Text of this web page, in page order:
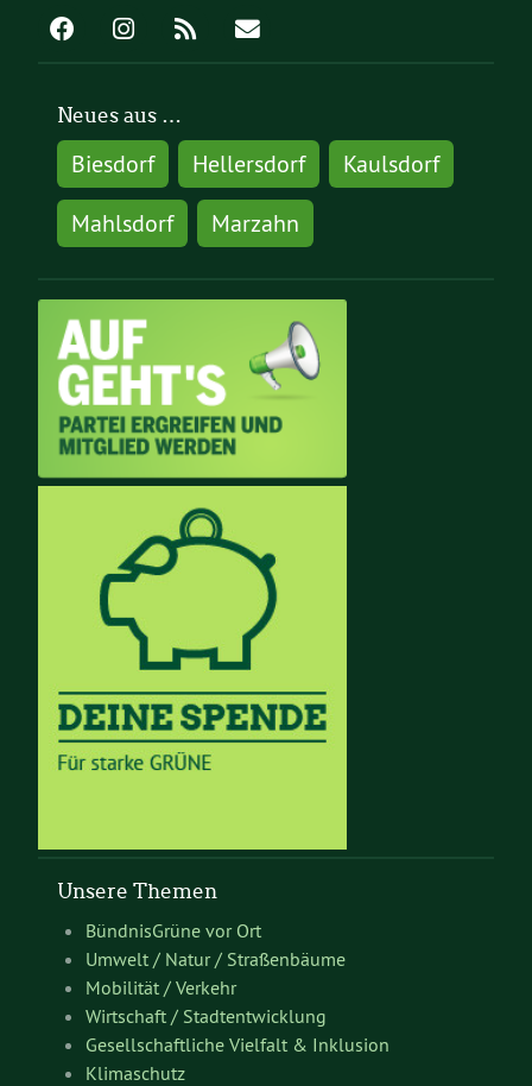
Neues aus …
Biesdorf Hellersdorf
Kaulsdorf
Mahlsdorf
Marzahn
Unsere Themen
BündnisGrüne vor Ort
Umwelt / Natur / Straßenbäume
Mobilität / Verkehr
Wirtschaft / Stadtentwicklung
Gesellschaftliche Vielfalt & Inklusion
Klimaschutz